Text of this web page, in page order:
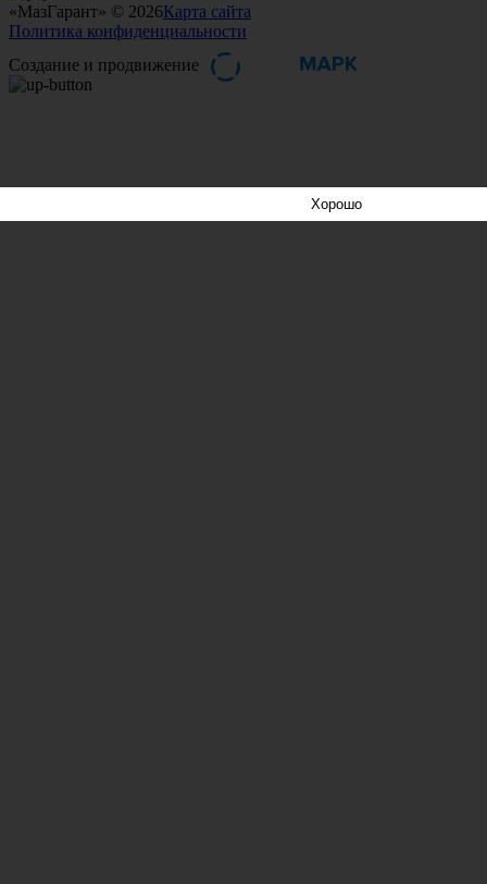
«МазГарант» © 2026Карта сайта
Политика конфиденциальности
Создание и продвижение
Хорошо